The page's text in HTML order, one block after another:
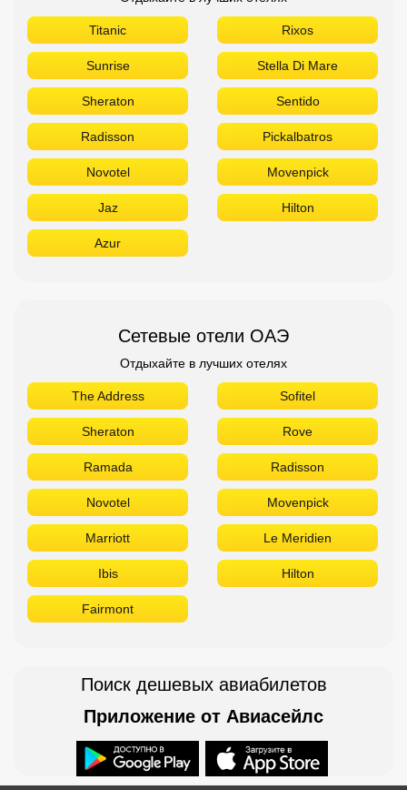
Titanic Rixos
Sunrise Stella Di Mare
Sheraton Sentido
Radisson Pickalbatros
Novotel Movenpick
Jaz Hilton
Azur
Сетевые отели ОАЭ
Отдыхайте в лучших отелях
The Address Sofitel
Sheraton Rove
Ramada Radisson
Novotel Movenpick
Marriott Le Meridien
Ibis Hilton
Fairmont
Поиск дешевых авиабилетов
Приложение от Авиасейлс